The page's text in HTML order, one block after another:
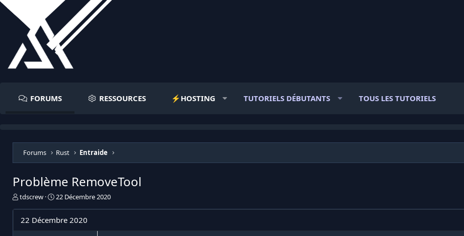
FORUMS RESSOURCES ⚡️HOSTING TUTORIELS DÉBUTANTS TOUS LES TUTORIELS
Forums Rust Entraide
Problème RemoveTool
I
t
tdscrew
D
e
22 Décembre 2020
22 Décembre 2020